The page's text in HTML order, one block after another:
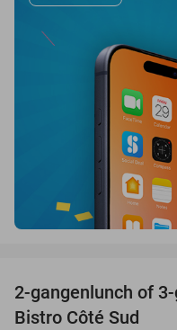
2-gangenlunch of
Bistro Côté Sud